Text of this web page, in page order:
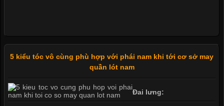
5 kiểu tóc vô cùng phù hợp với phái nam khi tới cơ sở may
quần lót nam
Đai lưng: